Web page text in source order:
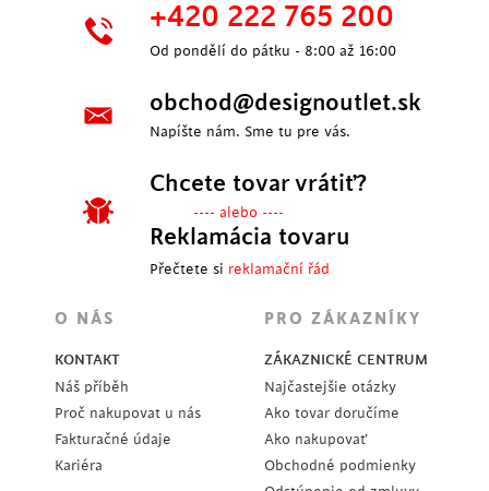
+420 222 765 200
Od pondělí do pátku - 8:00 až 16:00
obchod@designoutlet.sk
Napíšte nám. Sme tu pre vás.
Chcete tovar vrátiť?
---- alebo ----
Reklamácia tovaru
Přečtete si reklamační řád
O NÁS
KONTAKT
Náš příběh
Proč nakupovat u nás
Fakturačné údaje
Kariéra
PRO ZÁKAZNÍKY
ZÁKAZNICKÉ CENTRUM
Najčastejšie otázky
Ako tovar doručíme
Ako nakupovať
Obchodné podmienky